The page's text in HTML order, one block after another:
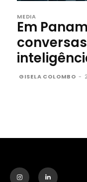
MEDIA
Em
GISELA COLOMBO -